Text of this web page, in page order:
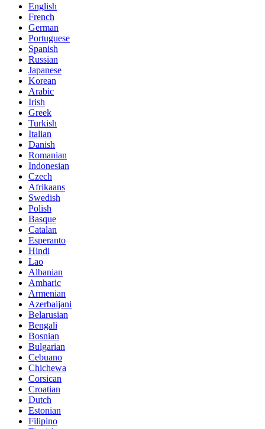
English
French
German
Portuguese
Spanish
Russian
Japanese
Korean
Arabic
Irish
Greek
Turkish
Italian
Danish
Romanian
Indonesian
Czech
Afrikaans
Swedish
Polish
Basque
Catalan
Esperanto
Hindi
Lao
Albanian
Amharic
Armenian
Azerbaijani
Belarusian
Bengali
Bosnian
Bulgarian
Cebuano
Chichewa
Corsican
Croatian
Dutch
Estonian
Filipino